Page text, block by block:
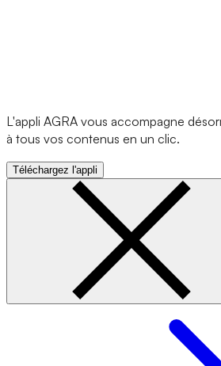
L'appli AGRA vous accompagne
à tous vos contenus en un clic.
Téléchargez l'appli